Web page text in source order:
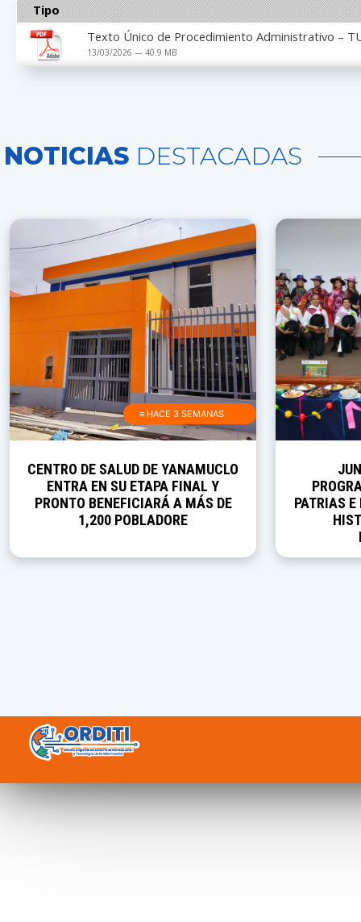
Tipo
Texto Único de Procedimiento Administrativo –
13/03/2026 — 40.9 MB
NOTICIAS DESTACADAS
≡ HACE 3 SEMANAS
CENTRO DE SALUD DE YANAMUCLO
ENTRA EN SU ETAPA FINAL Y
PRONTO BENEFICIARÁ A MÁS DE
1,200 POBLADORE
PATRIAS